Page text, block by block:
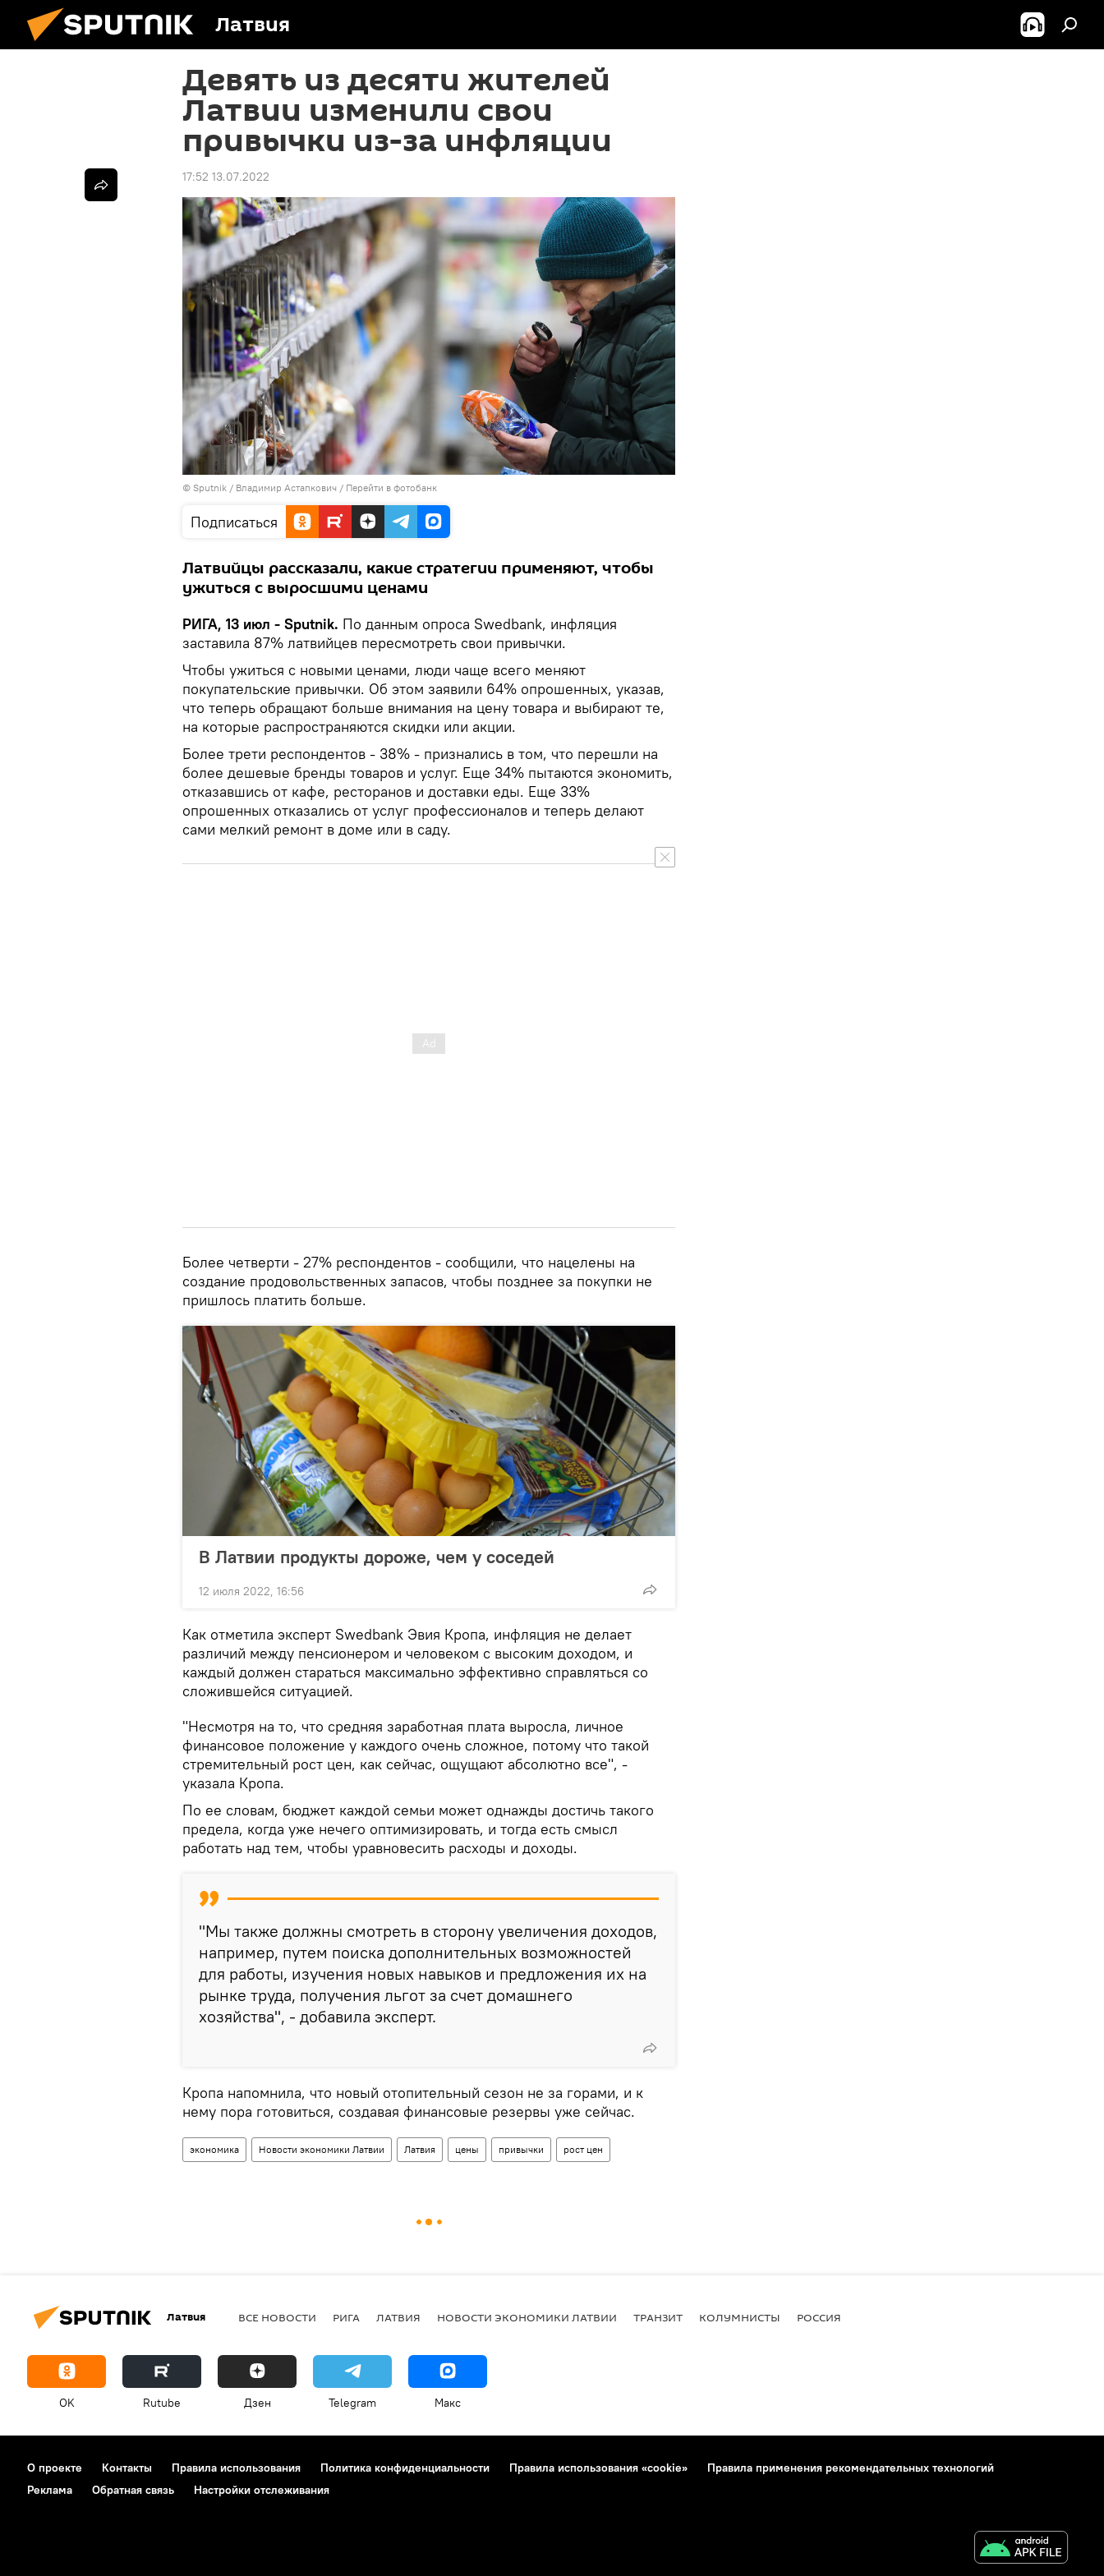
Латвия
Девять из десяти жителей
Латвии изменили свои
привычки из-за инфляции
17:52 13.07.2022
© Sputnik / Владимир Астапкович / Перейти в фотобанк
Подписаться
Латвийцы рассказали, какие стратегии применяют, чтобы
ужиться с выросшими ценами
РИГА, 13 июл - Sputnik. По данным опроса Swedbank, инфляция
заставила 87% латвийцев пересмотреть свои привычки.
Чтобы ужиться с новыми ценами, люди чаще всего меняют
покупательские привычки. Об этом заявили 64% опрошенных, указав,
что теперь обращают больше внимания на цену товара и выбирают те,
на которые распространяются скидки или акции.
Более трети респондентов - 38% - признались в том, что перешли на
более дешевые бренды товаров и услуг. Еще 34% пытаются экономить,
отказавшись от кафе, ресторанов и доставки еды. Еще 33%
опрошенных отказались от услуг профессионалов и теперь делают
сами мелкий ремонт в доме или в саду.
Более четверти - 27% респондентов - сообщили, что нацелены на
создание продовольственных запасов, чтобы позднее за покупки не
пришлось платить больше.
В Латвии продукты дороже, чем у соседей
12 июля 2022, 16:56
Как отметила эксперт Swedbank Эвия Кропа, инфляция не делает
различий между пенсионером и человеком с высоким доходом, и
каждый должен стараться максимально эффективно справляться со
сложившейся ситуацией.
"Несмотря на то, что средняя заработная плата выросла, личное
финансовое положение у каждого очень сложное, потому что такой
стремительный рост цен, как сейчас, ощущают абсолютно все", -
указала Кропа.
По ее словам, бюджет каждой семьи может однажды достичь такого
предела, когда уже нечего оптимизировать, и тогда есть смысл
работать над тем, чтобы уравновесить расходы и доходы.
"Мы также должны смотреть в сторону увеличения доходов,
например, путем поиска дополнительных возможностей
для работы, изучения новых навыков и предложения их на
рынке труда, получения льгот за счет домашнего
хозяйства", - добавила эксперт.
Кропа напомнила, что новый отопительный сезон не за горами, и к
нему пора готовиться, создавая финансовые резервы уже сейчас.
экономика Новости экономики Латвии Латвия цены привычки рост цен
Латвия ВСЕ НОВОСТИ РИГА ЛАТВИЯ НОВОСТИ ЭКОНОМИКИ ЛАТВИИ ТРАНЗИТ КОЛУМНИСТЫ РОССИЯ
OK Rutube Дзен Telegram Макс
О проекте Контакты Правила использования Политика конфиденциальности Правила использования «cookie»
Правила применения рекомендательных технологий
Реклама
Обратная связь Настройки отслеживания